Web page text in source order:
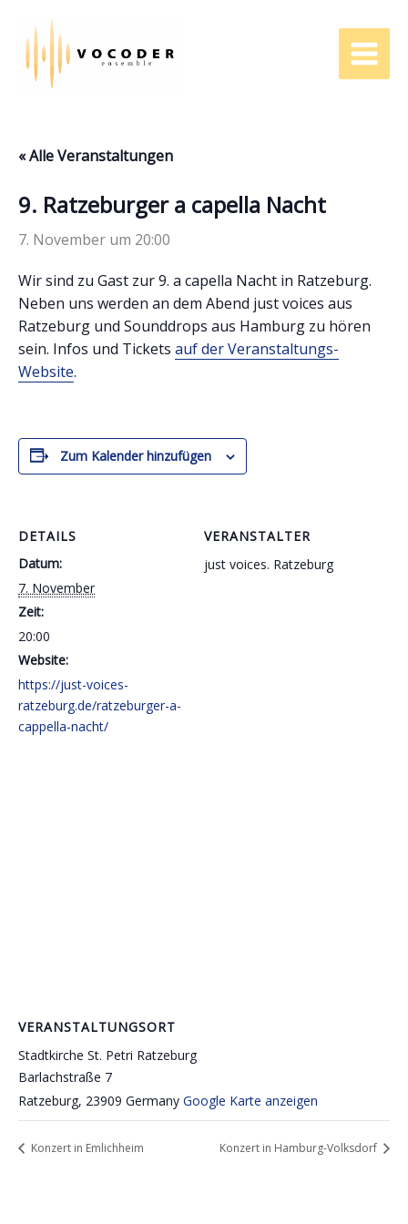
Inhalt
springen
« Alle Veranstaltungen
9. Ratzeburger a capella Nacht
7. November um 20:00
Wir sind zu Gast zur 9. a capella Nacht in Ratzeburg.
Neben uns werden an dem Abend just voices aus
Ratzeburg und Sounddrops aus Hamburg zu hören
sein. Infos und Tickets auf der Veranstaltungs-
Website.
Zum Kalender hinzufügen
DETAILS
Datum:
7. November
Zeit:
20:00
Website:
https://just-voices-
ratzeburg.de/ratzeburger-a-
cappella-nacht/
VERANSTALTER
just voices. Ratzeburg
VERANSTALTUNGSORT
Stadtkirche St. Petri Ratzeburg
Barlachstraße 7
Ratzeburg, 23909 Germany Google Karte anzeigen
Konzert in Emlichheim Konzert in Hamburg-Volksdorf